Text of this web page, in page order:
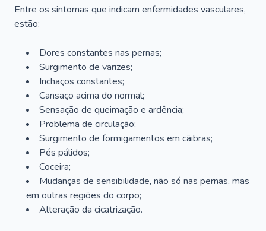
Entre os sintomas que indicam enfermidades vasculares,
estão:
Dores constantes nas pernas;
Surgimento de varizes;
Inchaços constantes;
Cansaço acima do normal;
Sensação de queimação e ardência;
Problema de circulação;
Surgimento de formigamentos em cãibras;
Pés pálidos;
Coceira;
Mudanças de sensibilidade, não só nas pernas, mas
em outras regiões do corpo;
Alteração da cicatrização.